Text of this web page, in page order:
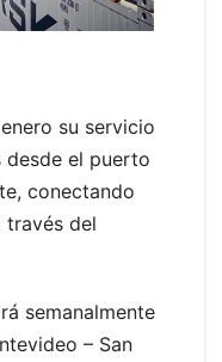
su servicio
el puerto
conectando
través del
semanalmente
– San